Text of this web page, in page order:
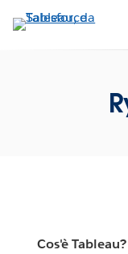
Passa
Cos'è Tableau?